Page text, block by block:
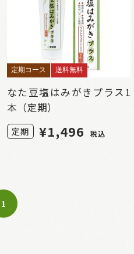
定期コース 送料無料
なた豆塩はみがきプラス1
本（定期）
定期 ¥1,496 税込
1